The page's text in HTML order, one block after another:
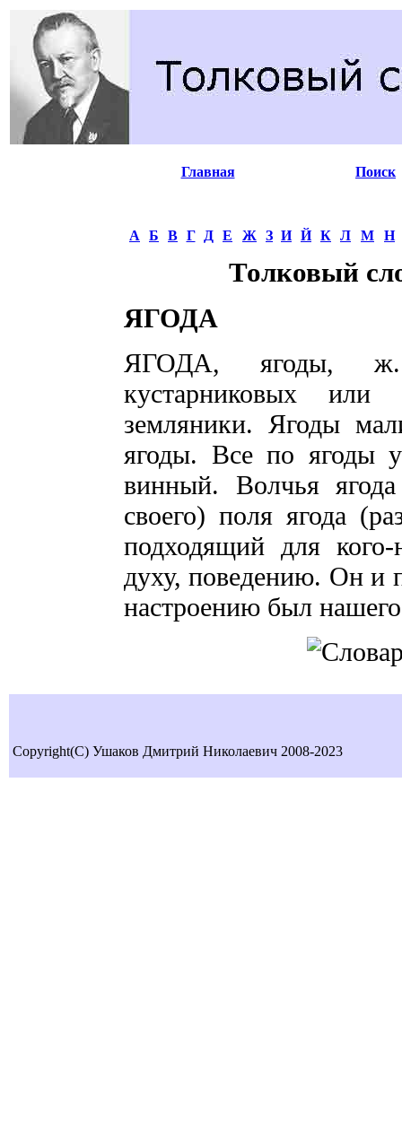
Главная Поиск
А Б В Г Д Е Ж З И Й К Л М Н
Толковый
ЯГОДА
ЯГОДА, ягоды,
кустарниковых или
земляники. Ягоды
ягоды. Все по ягоды
винный. Волчья
своего) поля ягода
подходящий для
духу, поведению. Он и
настроению был
Copyright(C) Ушаков Дмитрий Николаевич 2008-2023